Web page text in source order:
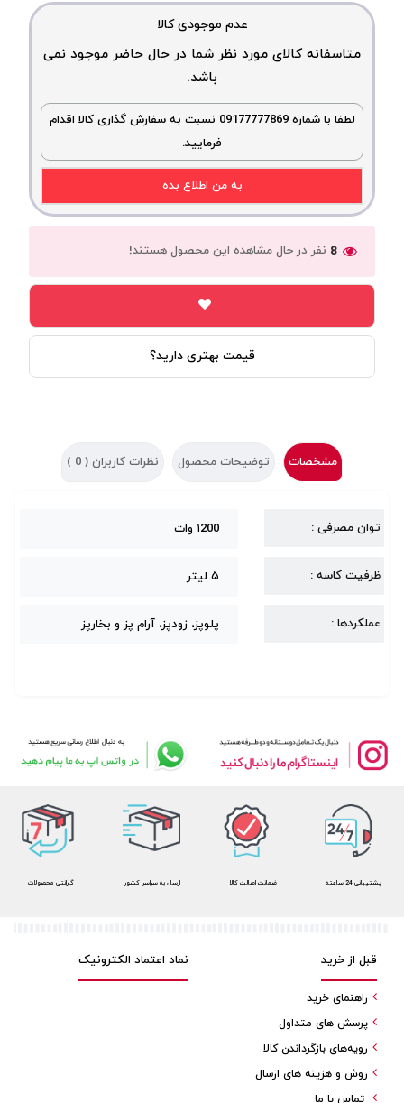
عدم موجودی کالا
متاسفانه کالای مورد نظر شما در حال حاضر موجود نمی
باشد.
لطفا با شماره 09177777869 نسبت به سفارش گذاری کالا اقدام
فرمایید.
به من اطلاع بده
8 نفر در حال مشاهده این محصول هستند!
قیمت بهتری دارید؟
مشخصات توضیحات محصول نظرات کاربران ( 0
)
توان مصرفی : ۱200 وات
ظرفیت کاسه : ۵ لیتر
عملکردها : پلوپز، زودپز، آرام پز و بخارپز
گارانتی محصولات ارسال به سراسر کشور ضمانت اصالت کالا پشتیبانی 24 ساعته
نماد اعتماد الکترونیک قبل از خرید
راهنمای خرید
پرسش های متداول
رویه‌های بازگرداندن کالا
روش و هزینه های ارسال
تماس با ما